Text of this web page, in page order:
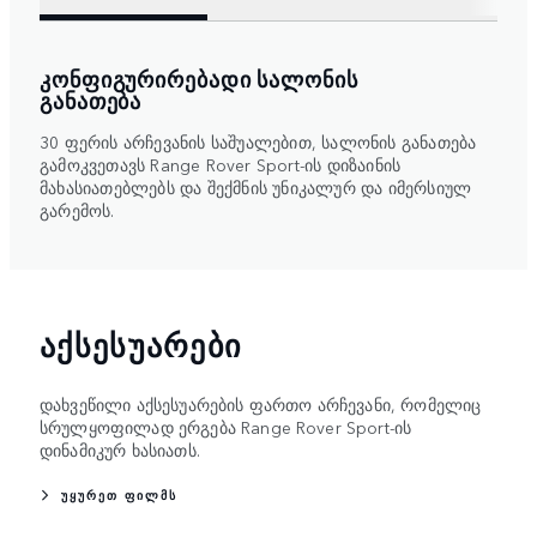
ᲙᲝᲜᲤᲘᲒᲣᲠᲘᲠᲔᲑᲐᲓᲘ ᲡᲐᲚᲝᲜᲘᲡ
ᲒᲐᲜᲐᲗᲔᲑᲐ
30 ფერის არჩევანის საშუალებით, სალონის განათება
გამოკვეთავს Range Rover Sport-ის დიზაინის
მახასიათებლებს და შექმნის უნიკალურ და იმერსიულ
გარემოს.
ᲐᲥᲡᲔᲡᲣᲐᲠᲔᲑᲘ
დახვეწილი აქსესუარების ფართო არჩევანი, რომელიც
სრულყოფილად ერგება Range Rover Sport-ის
დინამიკურ ხასიათს.
ᲣᲧᲣᲠᲔᲗ ᲤᲘᲚᲛᲡ